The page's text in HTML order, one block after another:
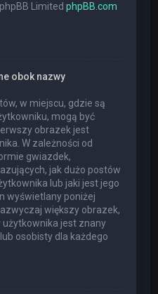
LimitedphpBB.com
obok nazwy
w miejscu, gdzie są
mogą być
obrazek jest
W zależności od
gwiazdek,
jak dużo postów
lub jaki jest jego
wyświetlany poniżej
większy obrazek,
jest znany
osobisty dla każdego